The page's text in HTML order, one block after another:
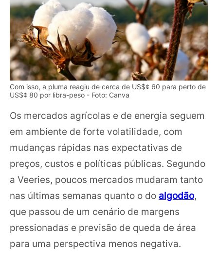
Com isso, a pluma reagiu de cerca de US$¢ 60 para perto de
US$¢ 80 por libra-peso - Foto: Canva
Os mercados agrícolas e de energia seguem
em ambiente de forte volatilidade, com
mudanças rápidas nas expectativas de
preços, custos e políticas públicas. Segundo
a Veeries, poucos mercados mudaram tanto
nas últimas semanas quanto o do algodão,
que passou de um cenário de margens
pressionadas e previsão de queda de área
para uma perspectiva menos negativa.